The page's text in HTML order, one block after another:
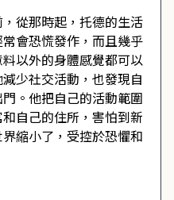
從那時起，托德的生活
會恐慌發作，而且幾乎
以外的身體感覺都可以
少社交活動，也發現自
。他把自己的活動範圍
自己的住所，害怕到新
縮小了，受控於恐懼和